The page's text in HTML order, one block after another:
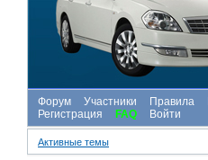
Форум Участники Правила
Регистрация
FAQ Войти
Активные темы